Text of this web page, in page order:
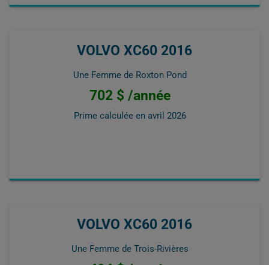
VOLVO XC60 2016
Une Femme de Roxton Pond
702 $ /année
Prime calculée en avril 2026
VOLVO XC60 2016
Une Femme de Trois-Rivières